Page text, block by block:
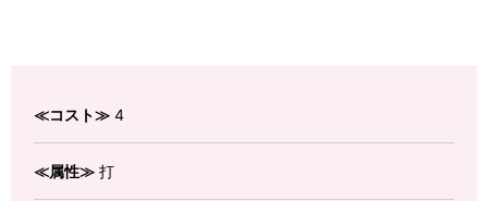
≪コスト≫ 4
≪属性≫ 打